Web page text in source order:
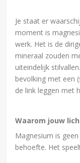
Je staat er
moment is
werk. Het is de
mineraal zouden
uiteindelijk
bevolking met een
de link leggen met
Waarom jouw
Magnesium is
behoefte. Het